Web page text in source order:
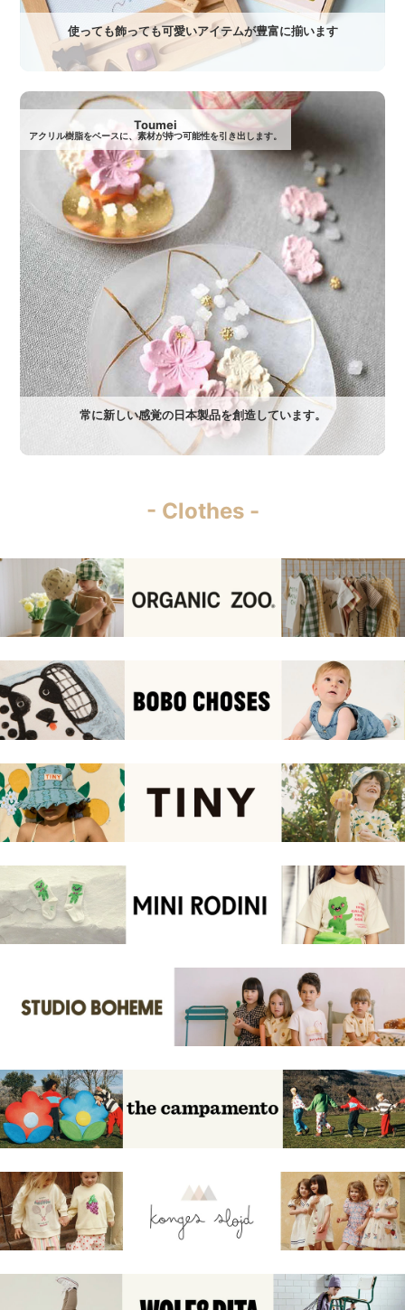
使っても飾っても可愛いアイテムが豊富に揃います
Toumei
アクリル樹脂をベースに、素材が持つ可能性を引き出します。
常に新しい感覚の日本製品を創造しています。
- Clothes -